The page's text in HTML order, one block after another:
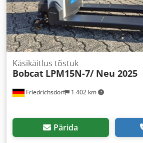
Friedrichsdorf 1 402 km
Käsikäitlus tõstuk
Bobcat LPM15N-7/ Neu 2025
Pärida